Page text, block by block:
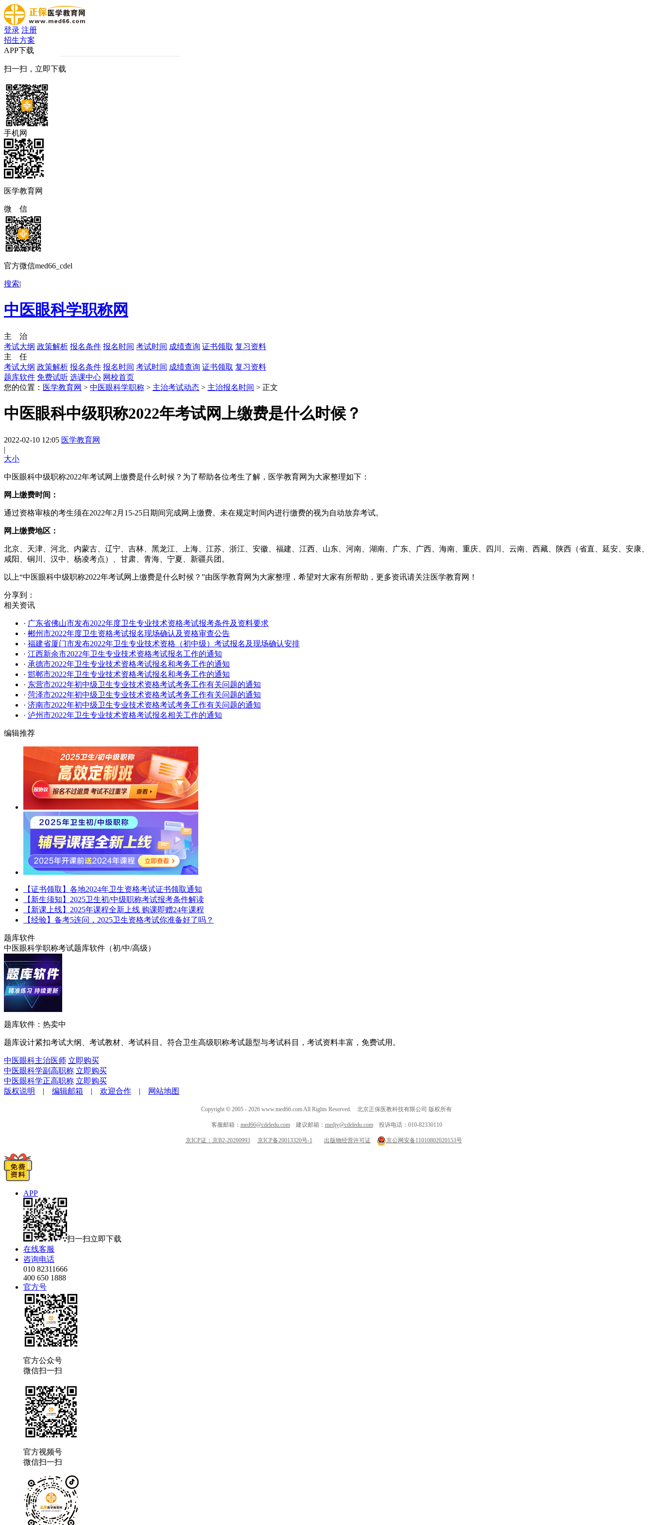
登录 注册
招生方案
APP下载
扫一扫，立即下载
手机网
医学教育网
微 信
官方微信med66_cdel
搜索|
中医眼科学职称网
主 治
考试大纲 政策解析 报名条件 报名时间 考试时间 成绩查询 证书领取 复习资料
主 任
考试大纲 政策解析 报名条件 报名时间 考试时间 成绩查询 证书领取 复习资料
题库软件 免费试听 选课中心 网校首页
您的位置： 医学教育网 > 中医眼科学职称 > 主治考试动态 > 主治报名时间 > 正文
中医眼科中级职称2022年考试网上缴费是什么时候？
2022-02-10 12:05 医学教育网
|
大小
中医眼科中级职称2022年考试网上缴费是什么时候？ 为了帮助各位考生了解，医学教育网为大家整理如下：
网上缴费时间：
通过资格审核的考生须在2022年2月15-25日期间完成网上缴费。未在规定时间内进行缴费的视为自动放弃考试。
网上缴费地区：
北京、天津、河北、内蒙古、辽宁、吉林、黑龙江、上海、江苏、浙江、安徽、福建、江西、山东、河南、湖南、广东、广西、海南、重庆、四川、云南、西藏、陕西（省直、延安、安康、
咸阳、铜川、汉中、杨凌考点）、甘肃、青海、宁夏、新疆兵团。
以上“中医眼科中级职称2022年考试网上缴费是什么时候？”由医学教育网为大家整理，希望对大家有所帮助，更多资讯请关注医学教育网！
分享到：
相关资讯
· 广东省佛山市发布2022年度卫生专业技术资格考试报考条件及资料要求
· 郴州市2022年度卫生资格考试报名现场确认及资格审查公告
· 福建省厦门市发布2022年卫生专业技术资格（初中级）考试报名及现场确认安排
· 江西新余市2022年卫生专业技术资格考试报名工作的通知
· ​承德市2022年卫生专业技术资格考试报名和考务工作的通知
· 邯郸市2022年卫生专业技术资格考试报名和考务工作的通知
· 东营市2022年初中级卫生专业技术资格考试考务工作有关问题的通知
· 菏泽市2022年初中级卫生专业技术资格考试考务工作有关问题的通知
· 济南市2022年初中级卫生专业技术资格考试考务工作有关问题的通知
· 泸州市2022年卫生专业技术资格考试报名相关工作的通知
编辑推荐
【证书领取】各地2024年卫生资格考试证书领取通知
【新生须知】2025卫生初/中级职称考试报考条件解读
【新课上线】2025年课程全新上线 购课即赠24年课程
【经验】备考5连问，2025卫生资格考试你准备好了吗？
题库软件
中医眼科学职称考试题库软件（初/中/高级）
题库软件：热卖中
题库设计紧扣考试大纲、考试教材、考试科目。符合卫生高级职称考试题型与考试科目，考试资料丰富，免费试用。
中医眼科主治医师 立即购买
中医眼科学副高职称 立即购买
中医眼科学正高职称 立即购买
版权说明
| 编辑邮箱 | 欢迎合作 | 网站地图
Copyright © 2005 - 2026 www.med66.com All Rights Reserved. 北京正保医教科技有限公司 版权所有
客服邮箱： med66@cdeledu.com建议邮箱： medjy@cdeledu.com投诉电话：010-82330110
京ICP证：京B2-20200993 京ICP备20013320号-1 出版物经营许可证 京公网安备11010802020153号
APP
扫一扫立即下载
在线客服
咨询电话
010 82311666
400 650 1888
官方号
官方公众号
微信扫一扫
官方视频号
微信扫一扫